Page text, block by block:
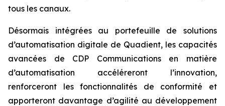
tous les canaux.
Désormais intégrées au portefeuille de solutions
d’automatisation digitale de Quadient, les capacités
avancées de CDP Communications en matière
d’automatisation accéléreront l’innovation,
renforceront les fonctionnalités de conformité et
apporteront davantage d’agilité au développement